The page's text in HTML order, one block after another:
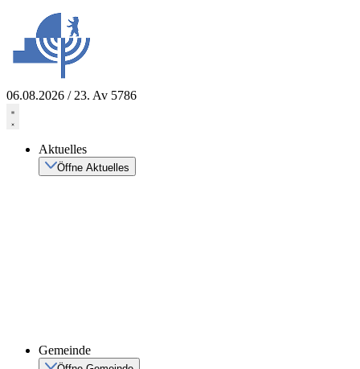
springen
06.08.2026 / 23. Av 5786
Aktuelles
Öffne Aktuelles
Gemeinde